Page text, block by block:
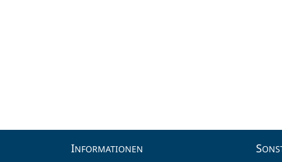
INFORMATIONEN S